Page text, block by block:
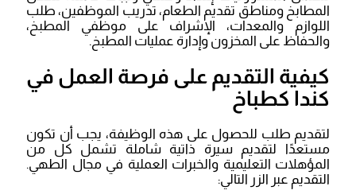
المطابخ ومناطق تقديم الطعام، تدريب الموظفين، طلب
اللوازم والمعدات، الإشراف على موظفي المطبخ،
والحفاظ على المخزون وإدارة عمليات المطبخ.
كيفية التقديم على فرصة العمل في
كندا كطباخ
لتقديم طلب للحصول على هذه الوظيفة، يجب أن تكون
مستعدًا لتقديم سيرة ذاتية شاملة تشمل كل من
المؤهلات التعليمية والخبرات العملية في مجال الطهي.
التقديم عبر الزر التالي: